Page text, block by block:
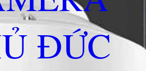
ĐỨC